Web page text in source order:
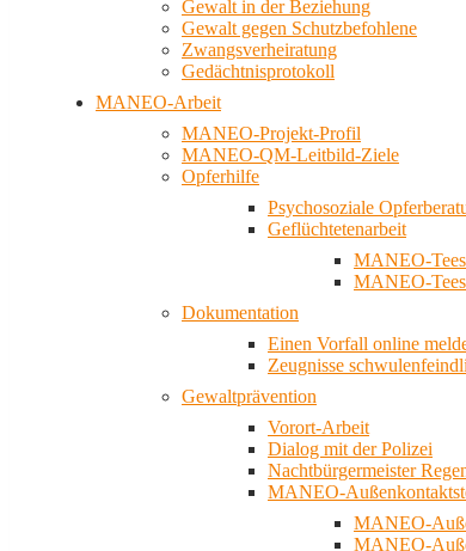
Gewalt in der Beziehung
Gewalt gegen Schutzbefohlene
Zwangsverheiratung
Gedächtnisprotokoll
MANEO-Arbeit
MANEO-Projekt-Profil
MANEO-QM-Leitbild-Ziele
Opferhilfe
Psychosoziale
Geflüchtetenarbeit
MANEO-
MANEO-
Dokumentation
Einen Vorfall online
Zeugnisse
Gewaltprävention
Vorort-Arbeit
Dialog mit der Polizei
Nachtbürgermeister
MANEO-
MANEO-
MANEO-